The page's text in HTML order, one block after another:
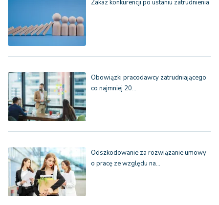
Zakaz konkurencji po ustaniu zatrudnienia
Obowiązki pracodawcy zatrudniającego
co najmniej 20…
Odszkodowanie za rozwiązanie umowy
o pracę ze względu na…